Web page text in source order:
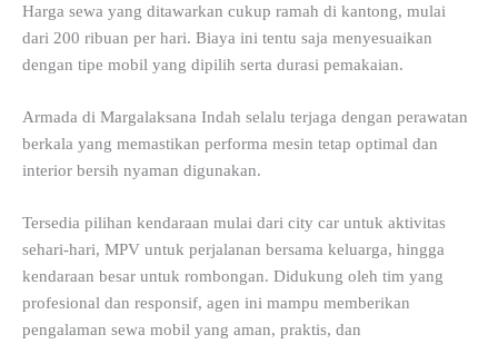
Harga sewa yang ditawarkan cukup ramah di kantong, mulai
dari 200 ribuan per hari. Biaya ini tentu saja menyesuaikan
dengan tipe mobil yang dipilih serta durasi pemakaian.
Armada di Margalaksana Indah selalu terjaga dengan perawatan
berkala yang memastikan performa mesin tetap optimal dan
interior bersih nyaman digunakan.
Tersedia pilihan kendaraan mulai dari city car untuk aktivitas
sehari-hari, MPV untuk perjalanan bersama keluarga, hingga
kendaraan besar untuk rombongan. Didukung oleh tim yang
profesional dan responsif, agen ini mampu memberikan
pengalaman sewa mobil yang aman, praktis, dan